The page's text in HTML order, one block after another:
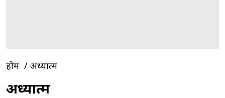
होम अध्यात्म
अध्यात्म